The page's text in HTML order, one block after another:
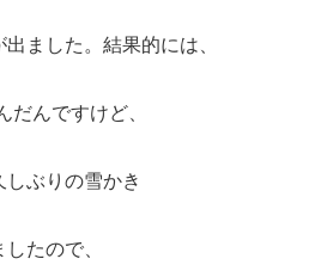
ました。結果的には、
だんですけど、
ぶりの雪かき
たので、